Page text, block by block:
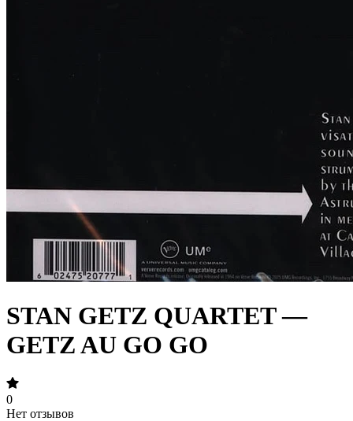
STAN GETZ QUARTET —
GETZ AU GO GO
0
Нет отзывов